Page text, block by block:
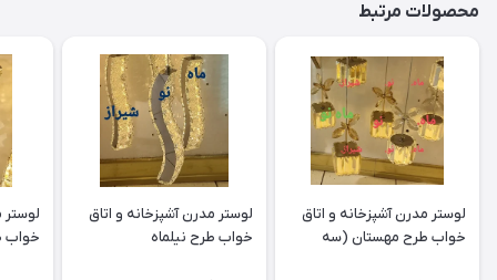
محصولات مرتبط
لوستر مدرن آشپزخانه و اتاق
خواب طرح مهستان (سه
لوستر مدرن آشپزخانه و اتاق
خواب طرح نیلماه
لوستر
خواب